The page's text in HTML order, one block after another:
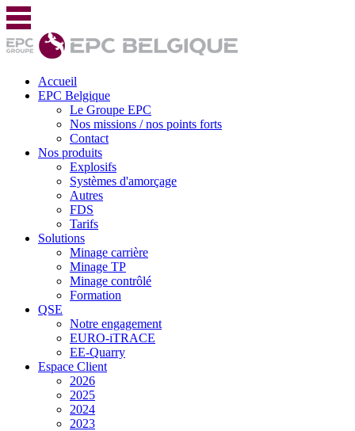
Accueil
EPC Belgique
Le Groupe EPC
Nos missions / nos points forts
Contact
Nos produits
Explosifs
Systèmes d'amorçage
Autres
FDS
Tarifs
Solutions
Minage carrière
Minage TP
Minage contrôlé
Formation
QSE
Notre engagement
EURO-iTRACE
EE-Quarry
Espace Client
2026
2025
2024
2023